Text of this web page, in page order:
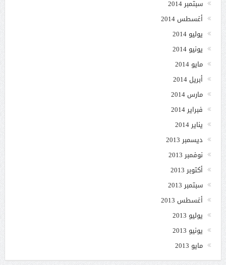
سبتمبر 2014
أغسطس 2014
يوليو 2014
يونيو 2014
مايو 2014
أبريل 2014
مارس 2014
فبراير 2014
يناير 2014
ديسمبر 2013
نوفمبر 2013
أكتوبر 2013
سبتمبر 2013
أغسطس 2013
يوليو 2013
يونيو 2013
مايو 2013